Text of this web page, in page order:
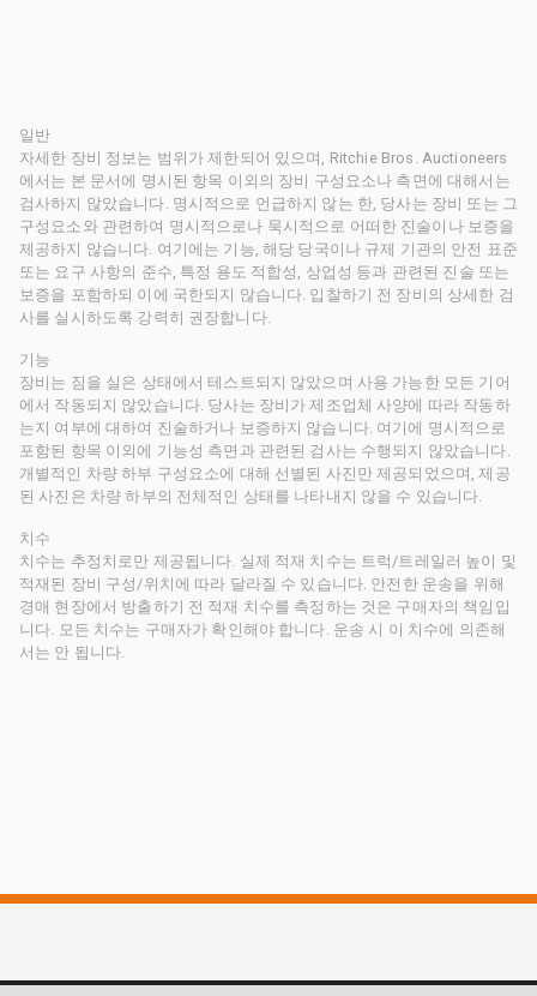
일반
자세한 장비 정보는 범위가 제한되어 있으며, Ritchie Bros. Auctioneers
에서는 본 문서에 명시된 항목 이외의 장비 구성요소나 측면에 대해서는
검사하지 않았습니다. 명시적으로 언급하지 않는 한, 당사는 장비 또는 그
구성요소와 관련하여 명시적으로나 묵시적으로 어떠한 진술이나 보증을
제공하지 않습니다. 여기에는 기능, 해당 당국이나 규제 기관의 안전 표준
또는 요구 사항의 준수, 특정 용도 적합성, 상업성 등과 관련된 진술 또는
보증을 포함하되 이에 국한되지 않습니다. 입찰하기 전 장비의 상세한 검
사를 실시하도록 강력히 권장합니다.
기능
장비는 짐을 실은 상태에서 테스트되지 않았으며 사용 가능한 모든 기어
에서 작동되지 않았습니다. 당사는 장비가 제조업체 사양에 따라 작동하
는지 여부에 대하여 진술하거나 보증하지 않습니다. 여기에 명시적으로
포함된 항목 이외에 기능성 측면과 관련된 검사는 수행되지 않았습니다.
개별적인 차량 하부 구성요소에 대해 선별된 사진만 제공되었으며, 제공
된 사진은 차량 하부의 전체적인 상태를 나타내지 않을 수 있습니다.
치수
치수는 추정치로만 제공됩니다. 실제 적재 치수는 트럭/트레일러 높이 및
적재된 장비 구성/위치에 따라 달라질 수 있습니다. 안전한 운송을 위해
경매 현장에서 방출하기 전 적재 치수를 측정하는 것은 구매자의 책임입
니다. 모든 치수는 구매자가 확인해야 합니다. 운송 시 이 치수에 의존해
서는 안 됩니다.